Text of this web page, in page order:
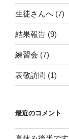
生徒さんへ (7)
結果報告 (9)
練習会 (7)
表敬訪問 (1)
最近のコメント